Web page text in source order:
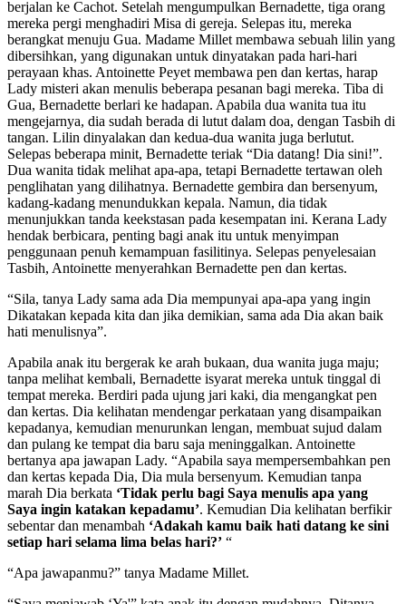
berjalan ke Cachot. Setelah mengumpulkan Bernadette, tiga orang
mereka pergi menghadiri Misa di gereja. Selepas itu, mereka
berangkat menuju Gua. Madame Millet membawa sebuah lilin yang
dibersihkan, yang digunakan untuk dinyatakan pada hari-hari
perayaan khas. Antoinette Peyet membawa pen dan kertas, harap
Lady misteri akan menulis beberapa pesanan bagi mereka. Tiba di
Gua, Bernadette berlari ke hadapan. Apabila dua wanita tua itu
mengejarnya, dia sudah berada di lutut dalam doa, dengan Tasbih di
tangan. Lilin dinyalakan dan kedua-dua wanita juga berlutut.
Selepas beberapa minit, Bernadette teriak “Dia datang! Dia sini!”.
Dua wanita tidak melihat apa-apa, tetapi Bernadette tertawan oleh
penglihatan yang dilihatnya. Bernadette gembira dan bersenyum,
kadang-kadang menundukkan kepala. Namun, dia tidak
menunjukkan tanda keekstasan pada kesempatan ini. Kerana Lady
hendak berbicara, penting bagi anak itu untuk menyimpan
penggunaan penuh kemampuan fasilitinya. Selepas penyelesaian
Tasbih, Antoinette menyerahkan Bernadette pen dan kertas.
“Sila, tanya Lady sama ada Dia mempunyai apa-apa yang ingin
Dikatakan kepada kita dan jika demikian, sama ada Dia akan baik
hati menulisnya”.
Apabila anak itu bergerak ke arah bukaan, dua wanita juga maju;
tanpa melihat kembali, Bernadette isyarat mereka untuk tinggal di
tempat mereka. Berdiri pada ujung jari kaki, dia mengangkat pen
dan kertas. Dia kelihatan mendengar perkataan yang disampaikan
kepadanya, kemudian menurunkan lengan, membuat sujud dalam
dan pulang ke tempat dia baru saja meninggalkan. Antoinette
bertanya apa jawapan Lady. “Apabila saya mempersembahkan pen
dan kertas kepada Dia, Dia mula bersenyum. Kemudian tanpa
marah Dia berkata ‘Tidak perlu bagi Saya menulis apa yang
Saya ingin katakan kepadamu’. Kemudian Dia kelihatan berfikir
sebentar dan menambah ‘Adakah kamu baik hati datang ke sini
setiap hari selama lima belas hari?’ “
“Apa jawapanmu?” tanya Madame Millet.